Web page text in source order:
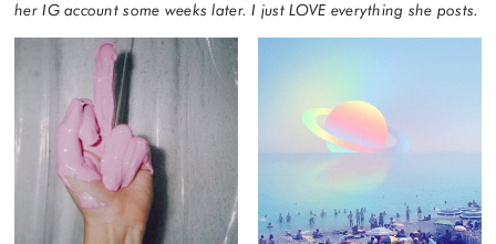
her IG account some weeks later. I just LOVE everything she posts.